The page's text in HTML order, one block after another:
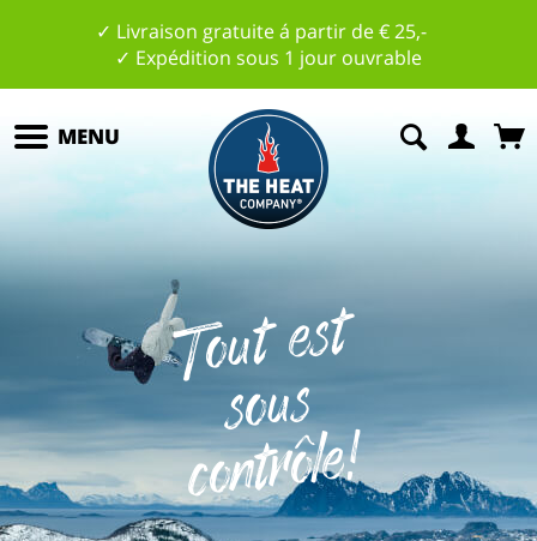
✓ Livraison gratuite á partir de € 25,-
✓ Expédition sous 1 jour ouvrable
T
o
ut
est
s
o
us
c
o
nt
r
ôl
e
!
MENU